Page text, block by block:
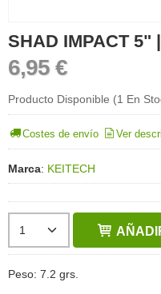
SHAD IMPACT 5"
6,95 €
Producto Disponible (1 En
Costes de envío Ver
Marca: KEITECH
Peso: 7.2 grs.